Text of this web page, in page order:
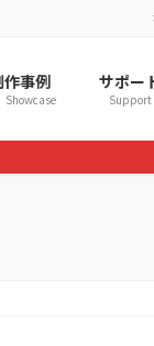
作事例
Showcase
サポー
Support